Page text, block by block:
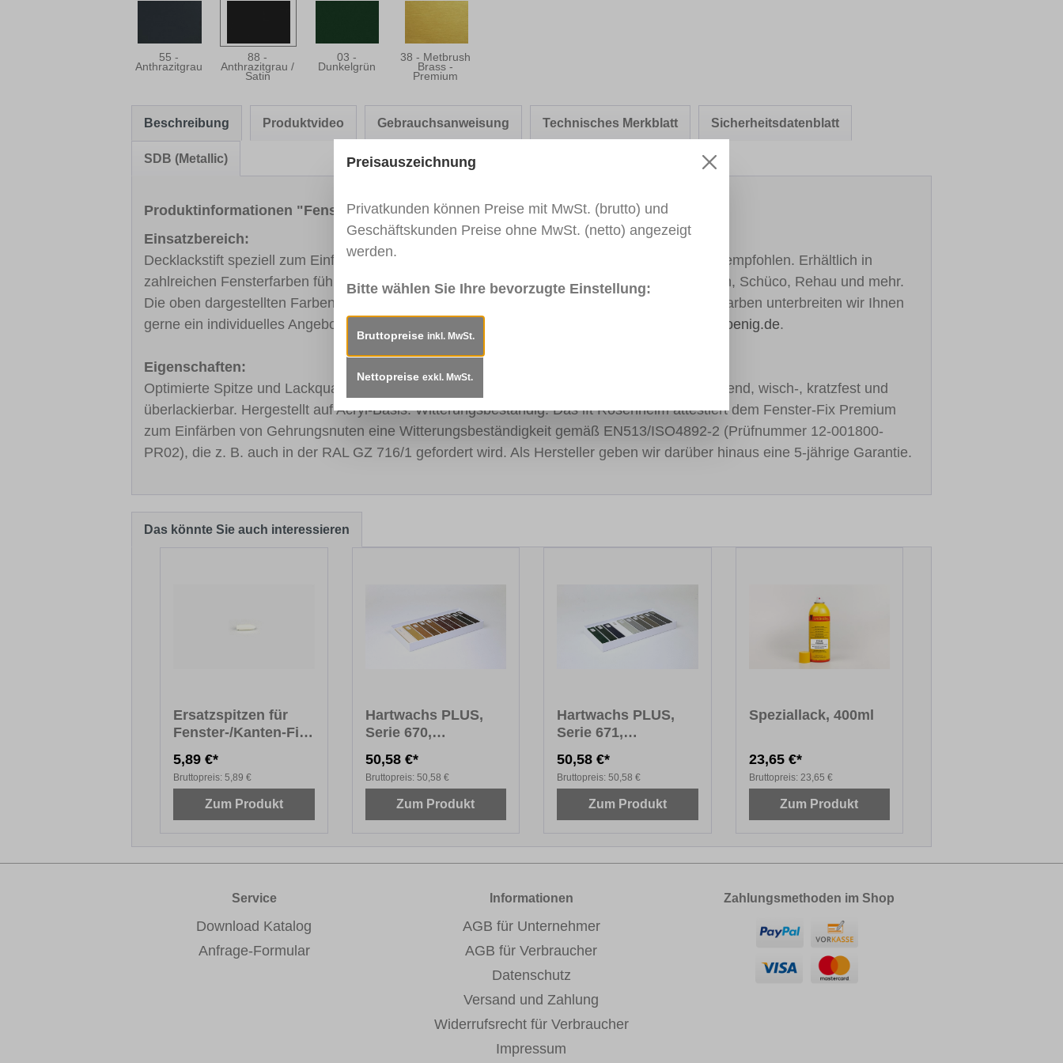
55 -
Anthrazitgrau
88 -
Anthrazitgrau /
Satin
03 -
Dunkelgrün
38 - Metbrush
Brass -
Premium
Beschreibung Produktvideo Gebrauchsanweisung Technisches Merkblatt Sicherheitsdatenblatt
SDB (Metallic)
Produktinformationen "Fenster-Fix PREMIUM - SALAMANDER"
Einsatzbereich:
Decklackstift speziell zum Einfärben von Gehrungsnuten. Für den Innen- und Außenbereich empfohlen. Erhältlich in
zahlreichen Fensterfarben führender Hersteller wie bspw. Renolit, Cova, Hornschuch, Gealan, Schüco, Rehau und mehr.
Die oben dargestellten Farben sind sofort lagernd und als Einzelstift verfügbar. Für weitere Farben unterbreiten wir Ihnen
gerne ein individuelles Angebot. Schicken Sie uns dazu Ihre Anfrage an:
vertrieb@heinrich-koenig.de.
Eigenschaften:
Optimierte Spitze und Lackqualität sorgen für einen kontinuierlichen Lackfluss. Schnelltrocknend, wisch-, kratzfest und
überlackierbar. Hergestellt auf Acryl-Basis. Witterungsbeständig: Das ift Rosenheim attestiert dem Fenster-Fix Premium
zum Einfärben von Gehrungsnuten eine Witterungsbeständigkeit gemäß EN513/ISO4892-2 (Prüfnummer 12-001800-
PR02), die z. B. auch in der RAL GZ 716/1 gefordert wird. Als Hersteller geben wir darüber hinaus eine 5-jährige Garantie.
Das könnte Sie auch interessieren
Ersatzspitzen für
Fenster-/Kanten-Fix
5,89 €*
Bruttopreis: 5,89 €
Zum Produkt
Hartwachs PLUS,
Serie 670,
10 x 8 cm
50,58 €*
Bruttopreis: 50,58 €
Zum Produkt
Hartwachs PLUS,
Serie 671,
10 x 8 cm
50,58 €*
Bruttopreis: 50,58 €
Zum Produkt
Speziallack, 400ml
23,65 €*
Bruttopreis: 23,65 €
Zum Produkt
Service
Download Katalog
Anfrage-Formular
Informationen
AGB für Unternehmer
AGB für Verbraucher
Datenschutz
Versand und Zahlung
Widerrufsrecht für Verbraucher
Impressum
Zahlungsmethoden im Shop
Preisauszeichnung
Privatkunden können Preise mit MwSt. (brutto) und
Geschäftskunden Preise ohne MwSt. (netto) angezeigt
werden.
Bitte wählen Sie Ihre bevorzugte Einstellung:
Bruttopreise inkl. MwSt.
Nettopreise exkl. MwSt.